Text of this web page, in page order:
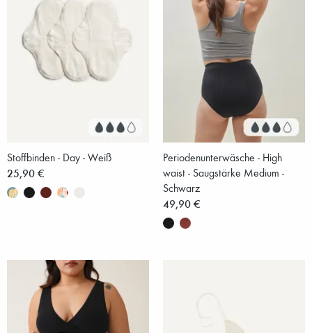
Stoffbinden - Day - Weiß
25,90 €
Periodenunterwäsche - High
waist - Saugstärke Medium -
Schwarz
49,90 €